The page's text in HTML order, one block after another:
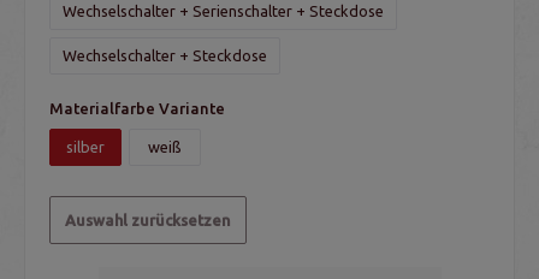
Wechselschalter + Serienschalter + Steckdose
Wechselschalter + Steckdose
Materialfarbe Variante
silber weiß
Auswahl zurücksetzen